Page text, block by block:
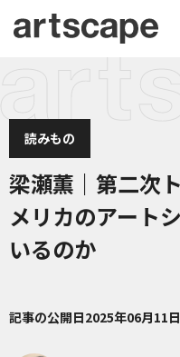
読みもの
梁瀬薫｜第二次
メリカのアート
いるのか
記事の公開日2025年06月11日